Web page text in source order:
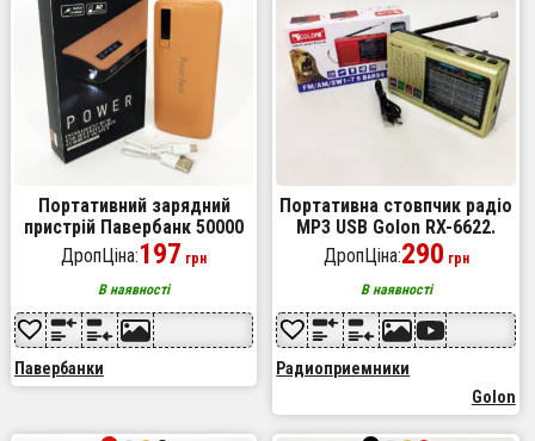
Портативний зарядний
пристрій Павербанк 50000
mAh 3хUSB Power Bank
Smart Tech Beige
ДропЦіна:197 грн
В наявності
Павербанки
Портативна стовпчик радіо
MP3 USB Golon RX-6622.
Колір: золотий
ДропЦіна:290 грн
В наявності
Радиоприемники
Golon